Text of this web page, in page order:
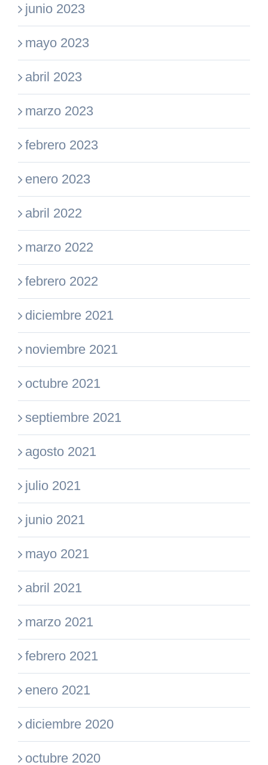
junio 2023
mayo 2023
abril 2023
marzo 2023
febrero 2023
enero 2023
abril 2022
marzo 2022
febrero 2022
diciembre 2021
noviembre 2021
octubre 2021
septiembre 2021
agosto 2021
julio 2021
junio 2021
mayo 2021
abril 2021
marzo 2021
febrero 2021
enero 2021
diciembre 2020
octubre 2020